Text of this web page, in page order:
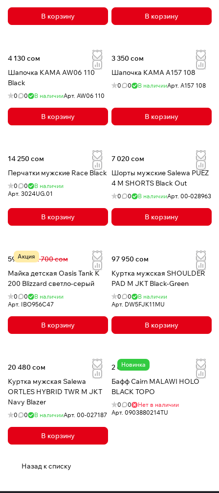
В корзину В корзину
4 130 сом
Шапочка КАМА AW06 110
Black
0 0 В наличииАрт. AW06 110
В корзину
3 350 сом
Шапочка КАМА A157 108
0 0 В наличииАрт. A157 108
В корзину
14 250 сом
Перчатки мужские Race Black
0 0
В наличии
Арт. 3024UG.01
В корзину
7 020 сом
Шорты мужские Salewa PUEZ
4 M SHORTS Black Out
0 0 В наличииАрт. 00-028963
В корзину
Акция
599 сом 2 700 сом
Майка детская Oasis Tank K
200 Blizzard светло-серый
0 0
В наличии
Арт. IBO956C47
В корзину
97 950 сом
Куртка мужская SHOULDER
PAD M JKT Black-Green
0 0
В наличии
Арт. DW5FJK11MU
В корзину
20 480 сом
Куртка мужская Salewa
ORTLES HYBRID TWR M JKT
Navy Blazer
0 0 В наличииАрт. 00-027187
В корзину
Новинка
2 030 сом
Бафф Cairn MALAWI HOLO
BLACK TOPO
0 0
Нет в наличии
Арт. 0903880214TU
Назад к списку